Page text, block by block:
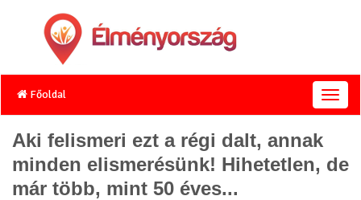
Főoldal
T
o
l
Aki felismeri ezt a régi dalt, annak
minden elismerésünk! Hihetetlen, de
már több, mint 50 éves...